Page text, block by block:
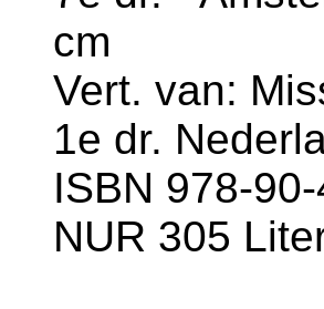
cm
Vert. van:
1e dr.
ISBN 978-
NUR 305